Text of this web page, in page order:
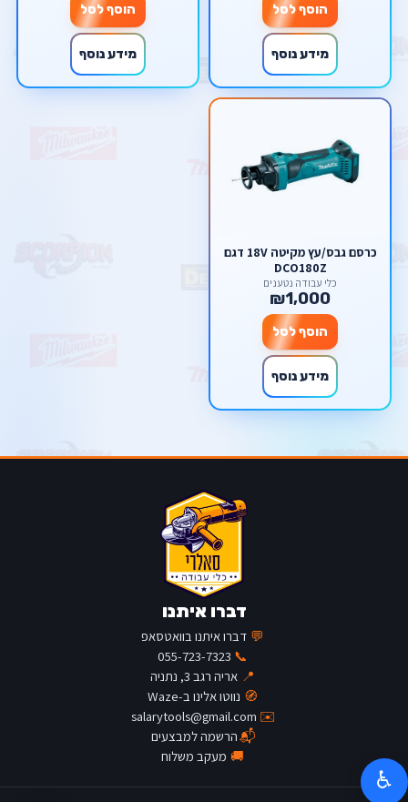
הוסף לסל
מידע נוסף
הוסף לסל
מידע נוסף
כרסם גבס/עץ מקיטה 18V דגם
DCO180Z
כלי עבודה נטענים
₪1,000
הוסף לסל
מידע נוסף
דברו איתנו
💬 דברו איתנו בוואטסאפ
📞
055-723-7323
📍 אריה רגב 3, נתניה
🧭 נווטו אלינו ב-Waze
✉️
salarytools@gmail.com
📬הרשמה למבצעים
🚚 מעקב משלוח
♿